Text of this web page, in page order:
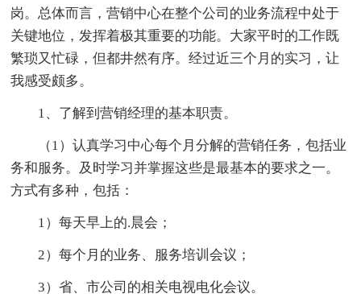
岗。总体而言，营销中心在整个公司的业务流程中处于
关键地位，发挥着极其重要的功能。大家平时的工作既
繁琐又忙碌，但都井然有序。经过近三个月的实习，让
我感受颇多。
1、了解到营销经理的基本职责。
（1）认真学习中心每个月分解的营销任务，包括业
务和服务。及时学习并掌握这些是最基本的要求之一。
方式有多种，包括：
1）每天早上的.晨会；
2）每个月的业务、服务培训会议；
3）省、市公司的相关电视电化会议。